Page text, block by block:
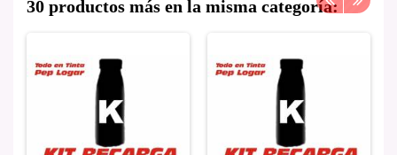
30 productos más en la misma categoría: